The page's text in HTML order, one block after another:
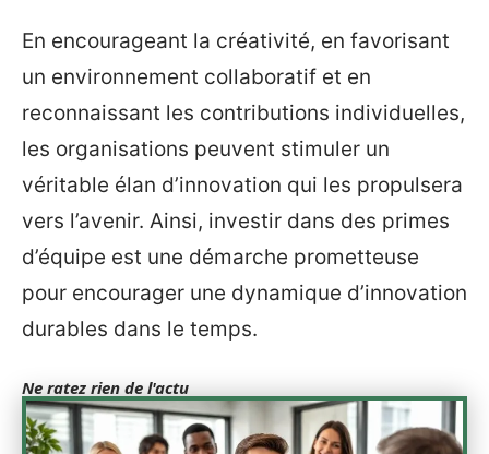
En encourageant la créativité, en favorisant
un environnement collaboratif et en
reconnaissant les contributions individuelles,
les organisations peuvent stimuler un
véritable élan d’innovation qui les propulsera
vers l’avenir. Ainsi, investir dans des primes
d’équipe est une démarche prometteuse
pour encourager une dynamique d’innovation
durables dans le temps.
Ne ratez rien de l'actu